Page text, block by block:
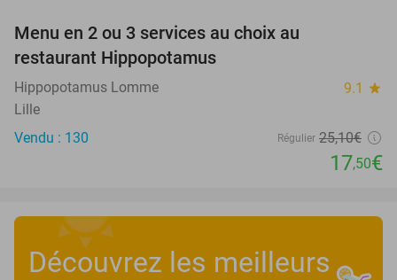
Menu en 2 ou 3 services au choix au
restaurant Hippopotamus
Hippopotamus Lomme 9.1 star
Lille
Vendu : 130
Régulier 25,10€
17,50€
Découvrez les meilleurs